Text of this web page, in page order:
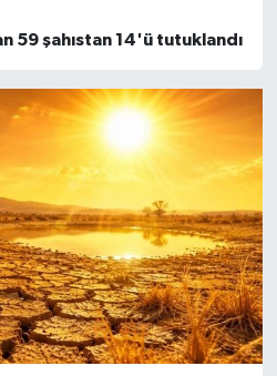
59 şahıstan 14'ü tutuklandı